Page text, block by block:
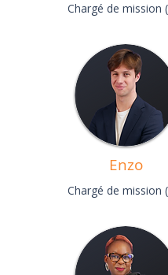
Chargé de mission
Enzo
Chargé de mission